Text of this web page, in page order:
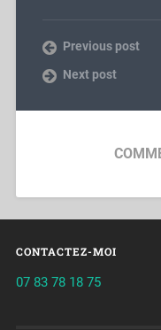
Previous post
Next post
CONTACTEZ-MOI
07 83 78 18 75